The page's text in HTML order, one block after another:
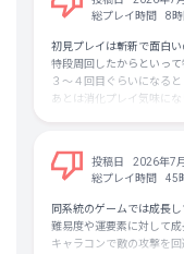
また、ステージをクリア
ーナスではなく、更に高
なんかゲームではなく普
私はカニになりたかった
総プレイ時間
8時
初見プレイは斬新で面白
特段周回したからといっ
３～４回目ぐらいになる
あとは消化プレイ気味にな
とりあえず現在８週目ぐら
強いビルドはだいたい決ま
変な特化的なビルドやる
飽きてきました
プレイ時間から１２００
投稿日
2026年7
総プレイ時間
45
同系統のゲームでは成長
難易度や運要素に対して成
キャラコンで敵の攻撃を回